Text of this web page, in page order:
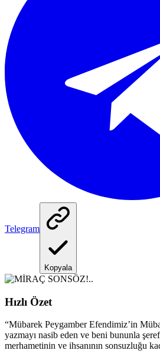
Telegram
Kopyala
Hızlı Özet
“Mübarek Peygamber Efendimiz’in
yazmayı nasib eden ve beni bununla
merhametinin ve ihsanının sonsuzluğu